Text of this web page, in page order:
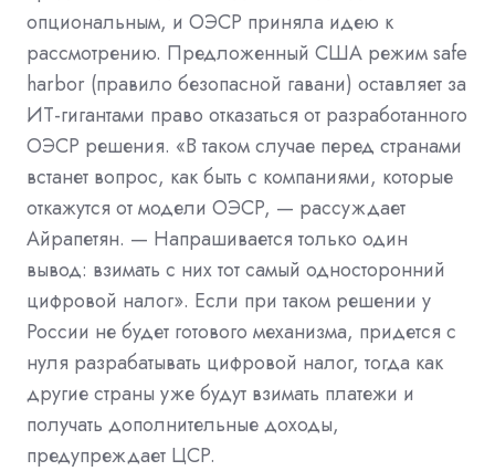
опциональным, и ОЭСР приняла идею к
рассмотрению. Предложенный США режим safe
harbor (правило безопасной гавани) оставляет за
ИТ-гигантами право отказаться от разработанного
ОЭСР решения. «В таком случае перед странами
встанет вопрос, как быть с компаниями, которые
откажутся от модели ОЭСР, — рассуждает
Айрапетян. — Напрашивается только один
вывод: взимать с них тот самый односторонний
цифровой налог». Если при таком решении у
России не будет готового механизма, придется с
нуля разрабатывать цифровой налог, тогда как
другие страны уже будут взимать платежи и
получать дополнительные доходы,
предупреждает ЦСР.